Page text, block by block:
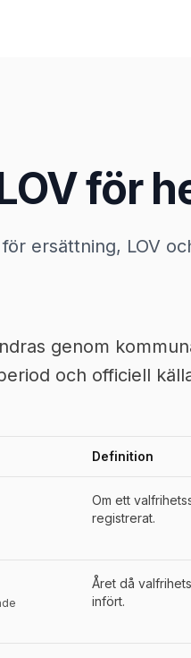
för
ersättning, LOV
genom
och officiell
Definition
Om ett
registrerat.
Året då
infört.